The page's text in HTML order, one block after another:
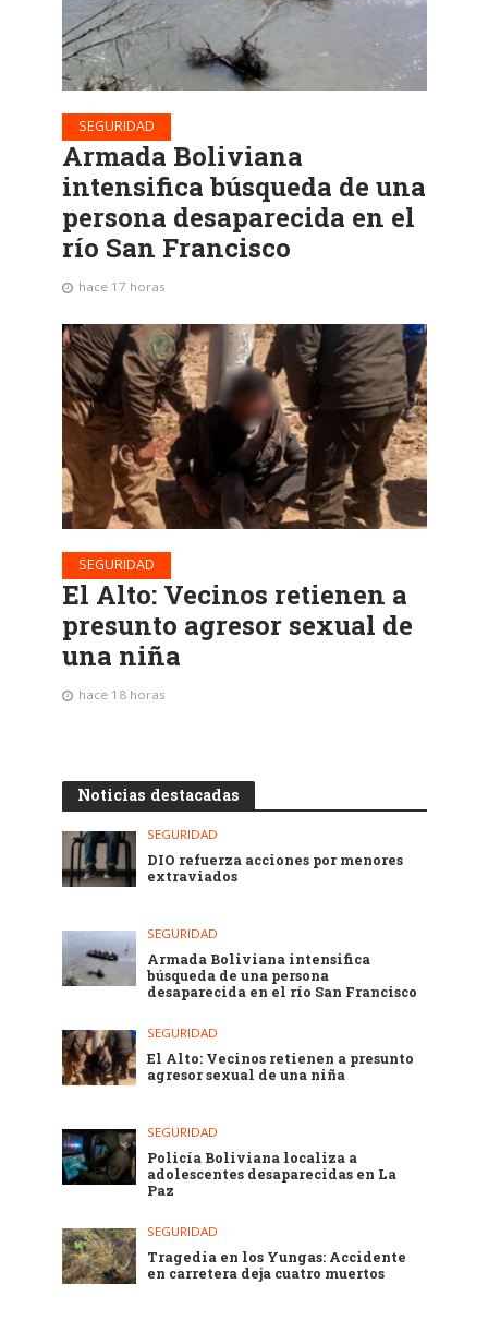
SEGURIDAD
Armada Boliviana
intensifica búsqueda de una
persona desaparecida en el
río San Francisco
hace 17 horas
SEGURIDAD
El Alto: Vecinos retienen a
presunto agresor sexual de
una niña
hace 18 horas
Noticias destacadas
SEGURIDAD
DIO refuerza acciones por menores
extraviados
SEGURIDAD
Armada Boliviana intensifica
búsqueda de una persona
desaparecida en el río San Francisco
SEGURIDAD
El Alto: Vecinos retienen a presunto
agresor sexual de una niña
SEGURIDAD
Policía Boliviana localiza a
adolescentes desaparecidas en La
Paz
SEGURIDAD
Tragedia en los Yungas: Accidente
en carretera deja cuatro muertos